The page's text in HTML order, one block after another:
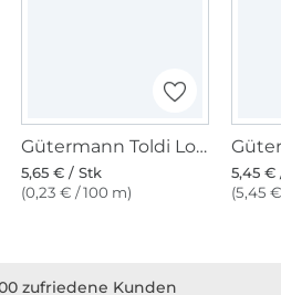
Gütermann Toldi Lock royalblau
5,65 € / Stk
(0,23 € / 100 m)
5,45 €
(5,45
zufriedene Kunden